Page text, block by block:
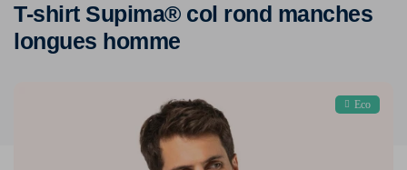
T-shirt Supima® col rond manches
longues homme
Eco